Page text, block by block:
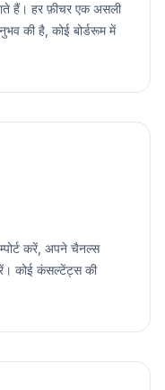
हैं। हर फ़ीचर एक असली
की है, कोई बोर्डरूम में
करें, अपने चैनल्स
कोई कंसल्टेंट्स की